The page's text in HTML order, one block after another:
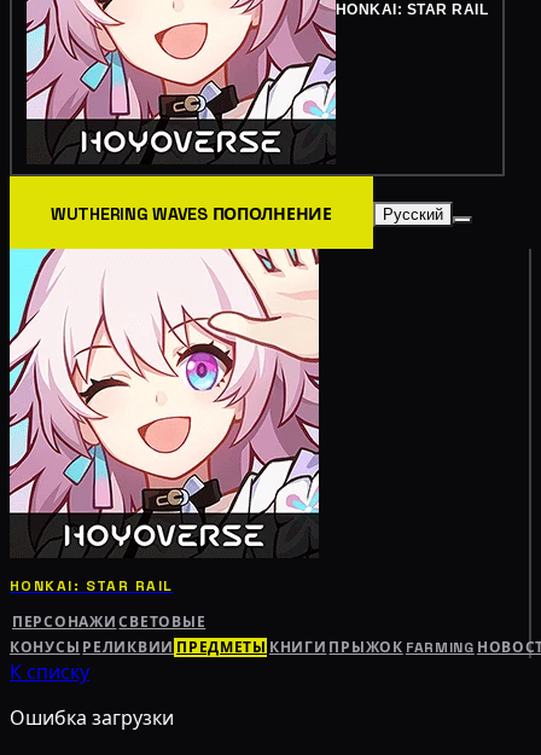
HONKAI: STAR RAIL
WUTHERING WAVES ПОПОЛНЕНИЕ Русский
HONKAI: STAR RAIL
ПЕРСОНАЖИ СВЕТОВЫЕ
КОНУСЫ РЕЛИКВИИ ПРЕДМЕТЫ КНИГИ ПРЫЖОК FARMING
К списку
Ошибка загрузки